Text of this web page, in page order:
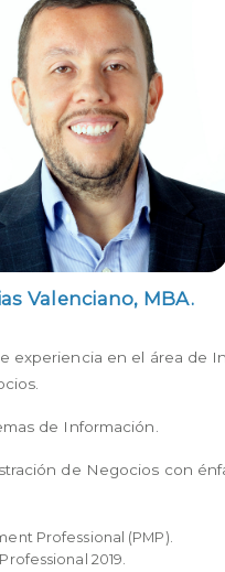
Valenciano, MBA.
experiencia en el área de
de Información.
de Negocios con
Professional (PMP).
2019.